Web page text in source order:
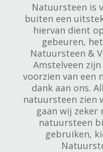
Natuursteen is
buiten een
hiervan dient
gebeuren,
Natuursteen &
Amstelveen
voorzien van een
dank aan ons.
natuursteen zien
gaan wij zeker
natuursteen
gebruiken,